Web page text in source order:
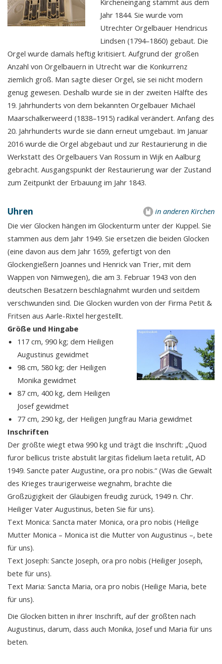
Jahr 1844. Sie wurde vom
Utrechter Orgelbauer Hendricus
Lindsen (1794–1860) gebaut. Die
Orgel wurde damals heftig kritisiert. Aufgrund der großen
Anzahl von Orgelbauern in Utrecht war die Konkurrenz
ziemlich groß. Man sagte dieser Orgel, sie sei nicht modern
genug gewesen. Deshalb wurde sie in der zweiten Hälfte des
19. Jahrhunderts von dem bekannten Orgelbauer Michaël
Maarschalkerweerd (1838–1915) radikal verändert. Anfang des
20. Jahrhunderts wurde sie dann erneut umgebaut. Im Januar
2016 wurde die Orgel abgebaut und zur Restaurierung in die
Werkstatt des Orgelbauers Van Rossum in Wijk en Aalburg
gebracht. Ausgangspunkt der Restaurierung war der Zustand
zum Zeitpunkt der Erbauung im Jahr 1843.
in anderen Kirchen
Uhren
Die vier Glocken hängen im Glockenturm unter der Kuppel. Sie
stammen aus dem Jahr 1949. Sie ersetzen die beiden Glocken
(eine davon aus dem Jahr 1659, gefertigt von den
Glockengießern Joannes und Henrick van Trier, mit dem
Wappen von Nimwegen), die am 3. Februar 1943 von den
deutschen Besatzern beschlagnahmt wurden und seitdem
verschwunden sind. Die Glocken wurden von der Firma Petit &
Fritsen aus Aarle-Rixtel hergestellt.
Größe und Hingabe
117 cm, 990 kg; dem Heiligen
Augustinus gewidmet
98 cm, 580 kg; der Heiligen
Monika gewidmet
87 cm, 400 kg, dem Heiligen
Josef gewidmet
77 cm, 290 kg, der Heiligen Jungfrau Maria gewidmet
Inschriften
Der größte wiegt etwa 990 kg und trägt die Inschrift: „Quod
furor bellicus triste abstulit largitas fidelium laeta retulit, AD
1949. Sancte pater Augustine, ora pro nobis.“ (Was die Gewalt
des Krieges traurigerweise wegnahm, brachte die
Großzügigkeit der Gläubigen freudig zurück, 1949 n. Chr.
Heiliger Vater Augustinus, beten Sie für uns).
Text Monica: Sancta mater Monica, ora pro nobis (Heilige
Mutter Monica – Monica ist die Mutter von Augustinus –, bete
für uns).
Text Joseph: Sancte Joseph, ora pro nobis (Heiliger Joseph,
bete für uns).
Text Maria: Sancta Maria, ora pro nobis (Heilige Maria, bete
für uns).
Die Glocken bitten in ihrer Inschrift, auf der größten nach
Augustinus, darum, dass auch Monika, Josef und Maria für uns
beten.